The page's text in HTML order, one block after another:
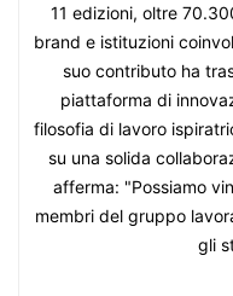
11 edizioni, oltre
brand e istituzioni
suo contributo ha
piattaforma di
filosofia di lavoro
su una solida
afferma: "Possiamo
membri del gruppo
gli